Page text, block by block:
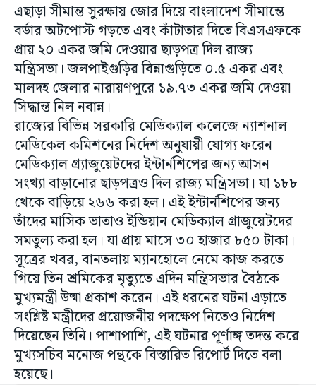
এছাড়া সীমান্ত সুরক্ষায় জোর দিয়ে বাংলাদেশ সীমান্তে
বর্ডার অটপোস্ট গড়তে এবং কাঁটাতার দিতে বিএসএফকে
প্রায় ২০ একর জমি দেওয়ার ছাড়পত্র দিল রাজ্য
মন্ত্রিসভা। জলপাইগুড়ির বিন্নাগুড়িতে ০.৫ একর এবং
মালদহ জেলার নারায়ণপুরে ১৯.৭৩ একর জমি দেওয়া
সিদ্ধান্ত নিল নবান্ন।
রাজ্যের বিভিন্ন সরকারি মেডিক্যাল কলেজে ন্যাশনাল
মেডিকেল কমিশনের নির্দেশ অনুযায়ী যোগ্য ফরেন
মেডিক্যাল গ্র্যাজুয়েটদের ইন্টার্নশিপের জন্য আসন
সংখ্যা বাড়ানোর ছাড়পত্রও দিল রাজ্য মন্ত্রিসভা। যা ১৮৮
থেকে বাড়িয়ে ২৬৬ করা হল। এই ইন্টার্নশিপের জন্য
তাঁদের মাসিক ভাতাও ইন্ডিয়ান মেডিক্যাল গ্রাজুয়েটদের
সমতুল্য করা হল। যা প্রায় মাসে ৩০ হাজার ৮৫০ টাকা।
সূত্রের খবর, বানতলায় ম্যানহোলে নেমে কাজ করতে
গিয়ে তিন শ্রমিকের মৃত্যুতে এদিন মন্ত্রিসভার বৈঠকে
মুখ্যমন্ত্রী উষ্মা প্রকাশ করেন। এই ধরনের ঘটনা এড়াতে
সংশ্লিষ্ট মন্ত্রীদের প্রয়োজনীয় পদক্ষেপ নিতেও নির্দেশ
দিয়েছেন তিনি। পাশাপাশি, এই ঘটনার পূর্ণাঙ্গ তদন্ত করে
মুখ্যসচিব মনোজ পন্থকে বিস্তারিত রিপোর্ট দিতে বলা
হয়েছে।